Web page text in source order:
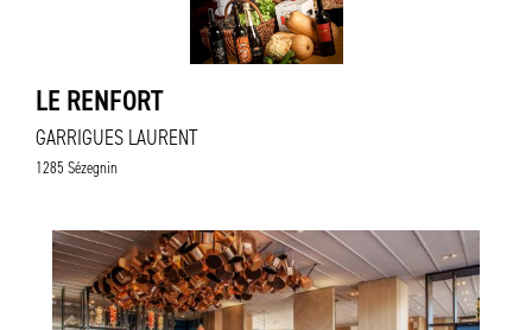
LE RENFORT
GARRIGUES LAURENT
1285 Sézegnin